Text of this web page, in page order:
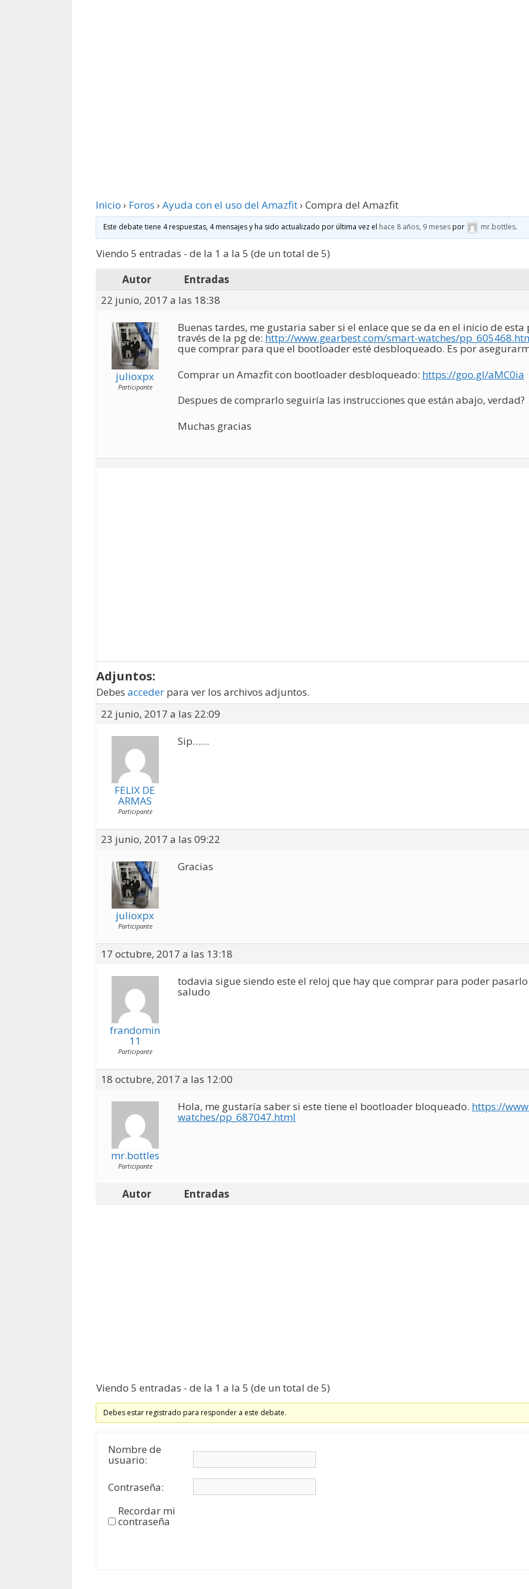
Inicio › Foros › Ayuda con el uso del Amazfit› Compra del Amazfit
Este debate tiene 4 respuestas, 4 mensajes y ha sido actualizado por última vez el hace 8 años, 9 mesespor mr.bottles.
Viendo 5 entradas - de la 1 a la 5 (de un total de 5)
Autor
Entradas
22 junio, 2017 a las 18:38
julioxpx
Participante
Buenas tardes, me gustaria saber si el enlace que se da en el inicio de
través de la pg de: http://www.gearbest.com/smart-watches/
que comprar para que el bootloader esté desbloqueado. Es por
Comprar un Amazfit con bootloader desbloqueado: https://goo.gl/aMC0ia
Despues de comprarlo seguiría las instrucciones que están abajo, verdad?
Muchas gracias
Adjuntos:
Debes acceder para ver los archivos adjuntos.
22 junio, 2017 a las 22:09
FELIX DE
ARMAS
Participante
Sip……
23 junio, 2017 a las 09:22
julioxpx
Participante
Gracias
17 octubre, 2017 a las 13:18
frandomin
11
Participante
todavia sigue siendo este el reloj que hay que comprar para poder
saludo
18 octubre, 2017 a las 12:00
mr.bottles
Participante
Hola, me gustaría saber si este tiene el bootloader bloqueado. https://
watches/pp_687047.html
Autor Entradas
Viendo 5 entradas - de la 1 a la 5 (de un total de 5)
Debes estar registrado para responder a este debate.
Nombre de
usuario:
Contraseña:
Recordar mi
contraseña